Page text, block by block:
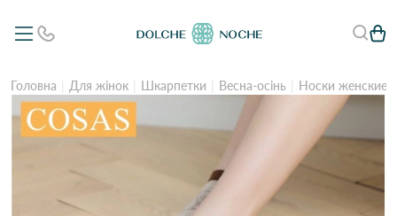
Головна Для жінок Шкарпетки Весна-осінь Носки женские